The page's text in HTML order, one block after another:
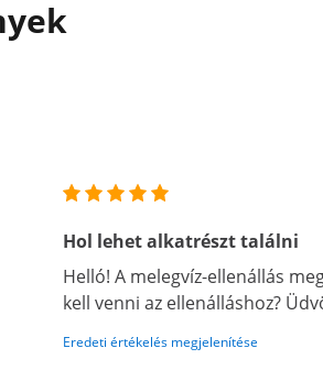
Hol lehet alkatrészt találni
Helló! A melegvíz-ellenállás
kell venni az ellenálláshoz?
Eredeti értékelés megjelenítése